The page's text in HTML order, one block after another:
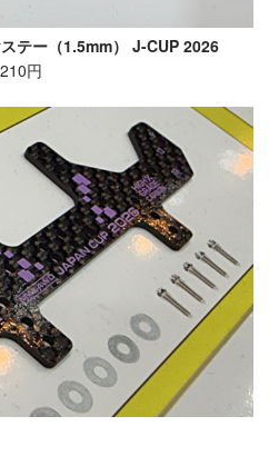
テー（1.5mm） J-CUP 2026
円